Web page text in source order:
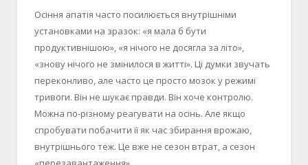
Осіння апатія часто посилюється внутрішніми
установками на зразок: «я мала б бути
продуктивнішою», «я нічого не досягла за літо»,
«знову нічого не змінилося в житті». Ці думки звучать
переконливо, але часто це просто мозок у режимі
тривоги. Він не шукає правди. Він хоче контролю.
Можна по-різному реагувати на осінь. Але якщо
спробувати побачити її як час збирання врожаю,
внутрішнього теж. Це вже не сезон втрат, а сезон